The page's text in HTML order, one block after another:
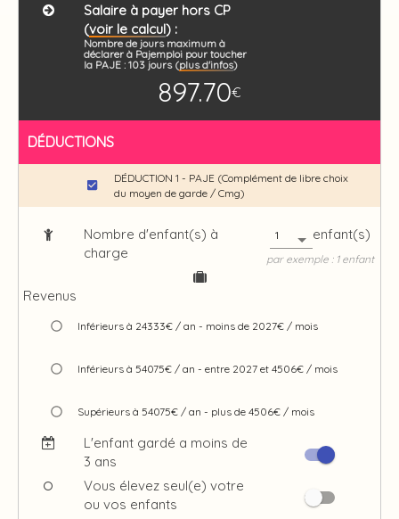
Salaire à payer hors CP
(voir le calcul) :
Nombre de jours maximum à
déclarer à Pajemploi pour toucher
la PAJE : 103jours (plus d'infos)
897.70€
DÉDUCTIONS
DÉDUCTION 1 - PAJE (Complément de libre choix
du moyen de garde / Cmg)
Nombre d'enfant(s) à
charge
1 enfant(s)
par exemple : 1 enfant
Revenus
Inférieurs à 24333€ / an - moins de 2027€ / mois
Inférieurs à 54075€ / an - entre 2027 et 4506€ / mois
Supérieurs à 54075€ / an - plus de 4506€ / mois
L'enfant gardé a moins de
3 ans
Vous élevez seul(e) votre
ou vos enfants